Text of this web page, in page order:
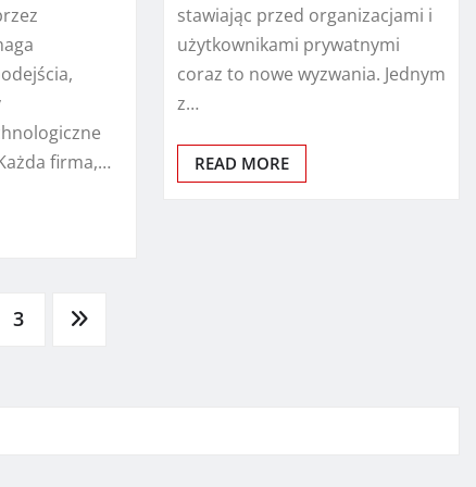
firma,…
stawiając przed organizacjami i
użytkownikami prywatnymi
coraz to nowe wyzwania. Jednym
z…
READ MORE
3